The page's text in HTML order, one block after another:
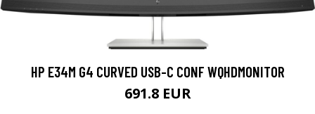
HP E34M G4 CURVED USB-C CONF WQHDMONITOR
691.8 EUR